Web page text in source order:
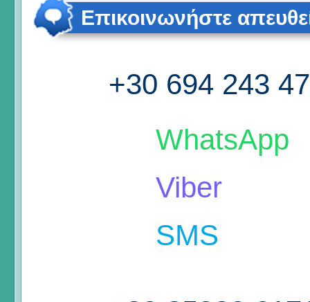
Επικοινωνήστε
+30 694 243
WhatsApp
Viber
SMS